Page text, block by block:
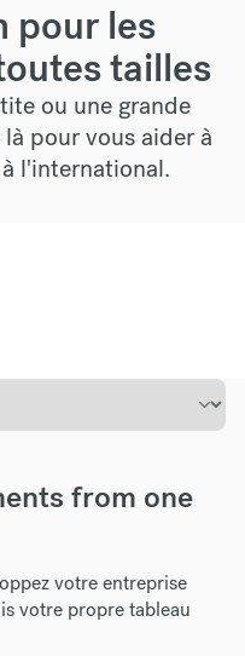
pour les
tailles
ou une grande
pour vous aider à
l'international.
from one
votre entreprise
votre propre tableau